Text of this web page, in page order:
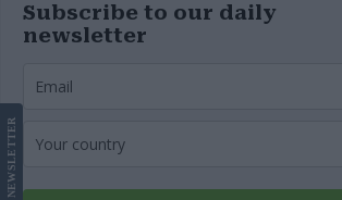
Subscribe to our daily
newsletter
NEWS
LETTER